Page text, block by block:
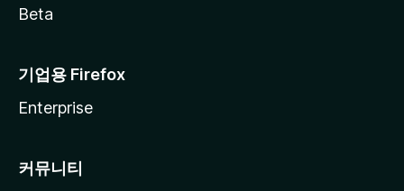
Beta
기업용 Firefox
Enterprise
커뮤니티